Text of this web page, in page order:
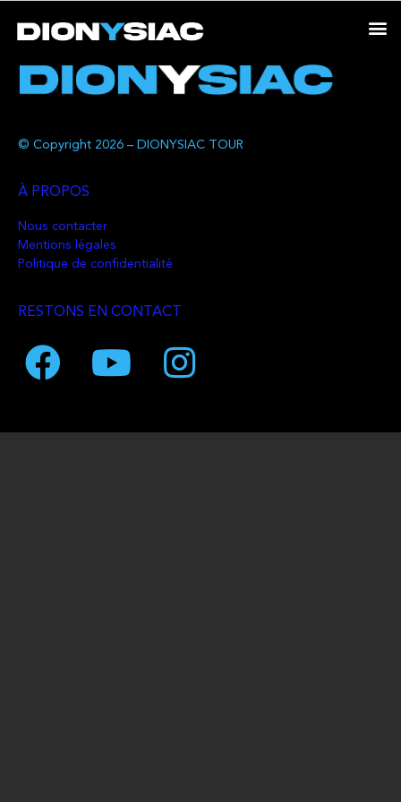
© Copyright 2026 – DIONYSIAC TOUR
À PROPOS
Nous contacter
Mentions légales
Politique de confidentialité
RESTONS EN CONTACT